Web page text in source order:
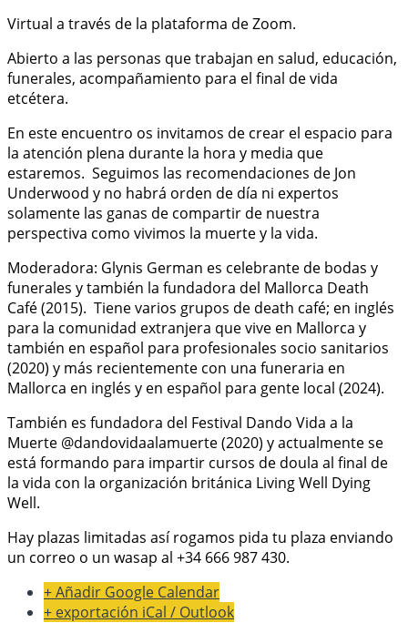
Virtual a través de la plataforma de Zoom.
Abierto a las personas que trabajan en salud, educación,
funerales, acompañamiento para el final de vida
etcétera.
En este encuentro os invitamos de crear el espacio para
la atención plena durante la hora y media que
estaremos. Seguimos las recomendaciones de Jon
Underwood y no habrá orden de día ni expertos
solamente las ganas de compartir de nuestra
perspectiva como vivimos la muerte y la vida.
Moderadora: Glynis German es celebrante de bodas y
funerales y también la fundadora del Mallorca Death
Café (2015). Tiene varios grupos de death café; en inglés
para la comunidad extranjera que vive en Mallorca y
también en español para profesionales socio sanitarios
(2020) y más recientemente con una funeraria en
Mallorca en inglés y en español para gente local (2024).
También es fundadora del Festival Dando Vida a la
Muerte @dandovidaalamuerte (2020) y actualmente se
está formando para impartir cursos de doula al final de
la vida con la organización británica Living Well Dying
Well.
Hay plazas limitadas así rogamos pida tu plaza enviando
un correo o un wasap al +34 666 987 430.
+ Añadir Google Calendar
+ exportación iCal / Outlook